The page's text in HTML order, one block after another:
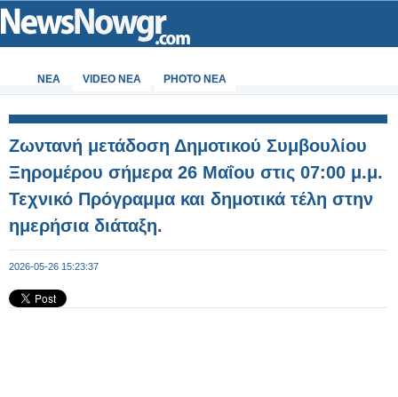
ΝΕΑ VIDEO NEA PHOTO NEA
Ζωντανή μετάδοση Δημοτικού Συμβουλίου
Ξηρομέρου σήμερα 26 Μαΐου στις 07:00 μ.μ.
Τεχνικό Πρόγραμμα και δημοτικά τέλη στην
ημερήσια διάταξη.
2026-05-26 15:23:37